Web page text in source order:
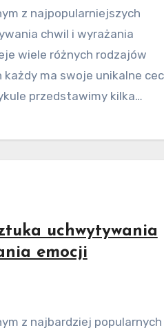
chwil i wyrażania
wiele różnych rodzajów
ma swoje unikalne
przedstawimy kilka…
uchwytywania
emocji